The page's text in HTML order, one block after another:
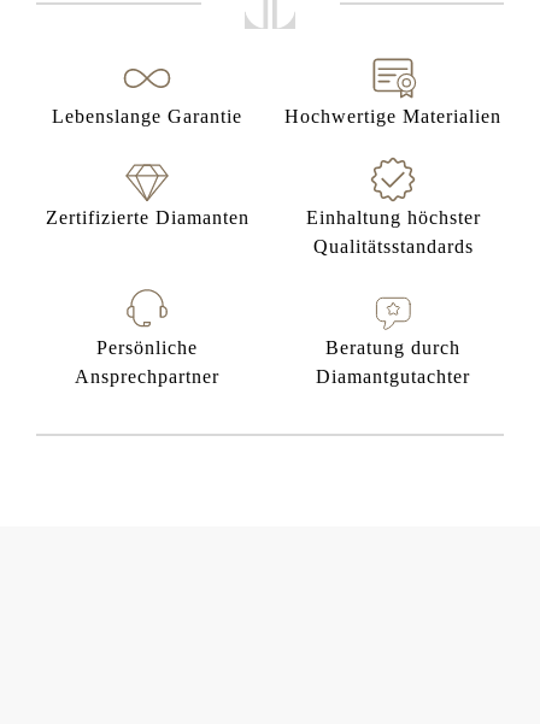
Lebenslange Garantie Hochwertige Materialien
Zertifizierte Diamanten
Einhaltung höchster
Qualitätsstandards
Persönliche
Ansprechpartner
Beratung durch
Diamantgutachter